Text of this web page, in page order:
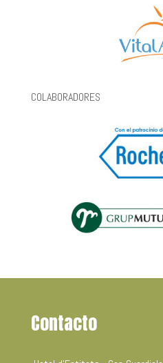
COLABORADORES
Contacto